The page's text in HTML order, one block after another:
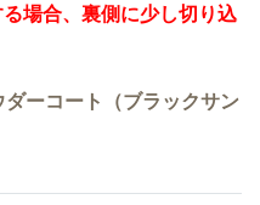
場合、裏側に少し切り込
ーコート（ブラックサン